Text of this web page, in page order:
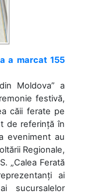
a marcat 155
Moldova” a
festivă,
căii ferate pe
de referință în
eveniment au
Regionale,
„Calea Ferată
ai
sucursalelor